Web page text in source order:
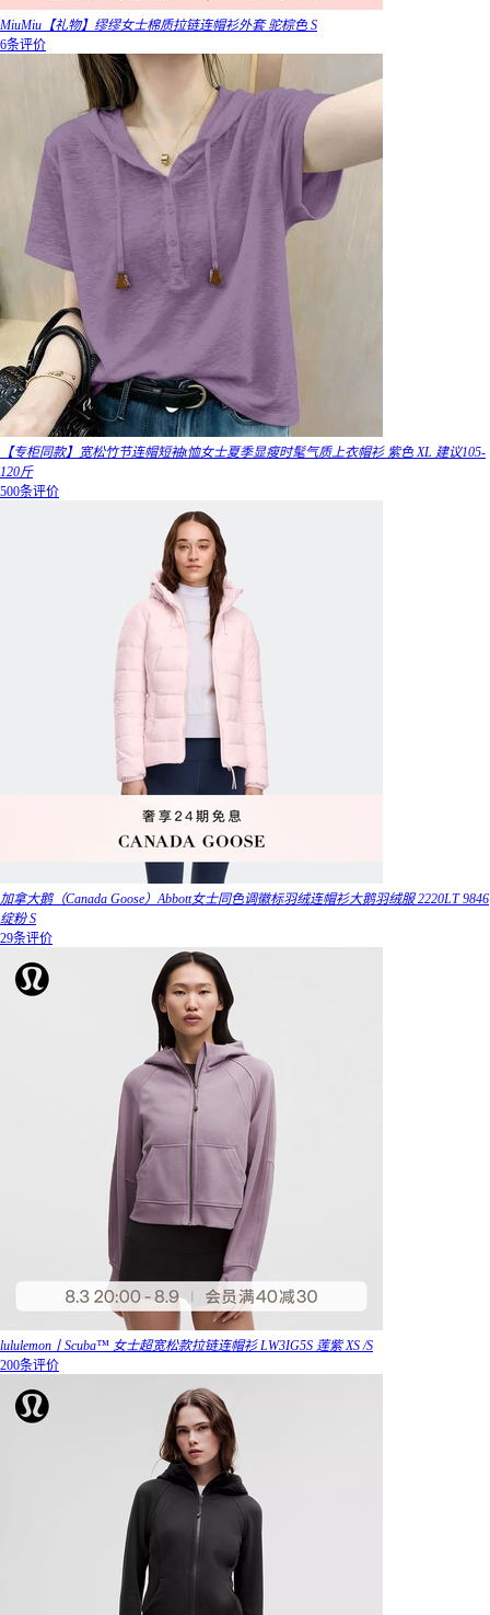
MiuMiu【礼物】缪缪女士棉质拉链连帽衫外套 驼棕色 S
6条评价
【专柜同款】宽松竹节连帽短袖t恤女士夏季显瘦时髦气质上衣帽衫 紫色 XL 建议105-
120斤
500条评价
加拿大鹅（Canada Goose）Abbott女士同色调徽标羽绒连帽衫大鹅羽绒服 2220LT 9846
绽粉 S
29条评价
lululemon丨Scuba™ 女士超宽松款拉链连帽衫 LW3IG5S 莲紫 XS /S
200条评价